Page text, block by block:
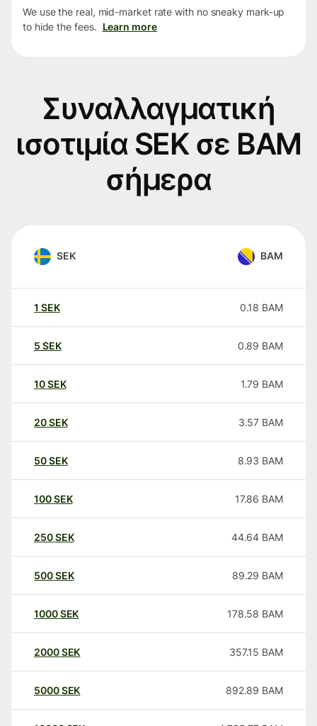
We use the real, mid-market rate with no sneaky mark-up
to hide the fees. Learn more
Συναλλαγματική
ισοτιμία SEK σε BAM
σήμερα
SEK BAM
1 SEK 0.18 BAM
5 SEK 0.89 BAM
10SEK 1.79 BAM
20SEK 3.57 BAM
50SEK 8.93 BAM
100SEK 17.86 BAM
250SEK 44.64 BAM
500SEK 89.29 BAM
1000SEK 178.58 BAM
2000SEK 357.15 BAM
5000SEK 892.89 BAM